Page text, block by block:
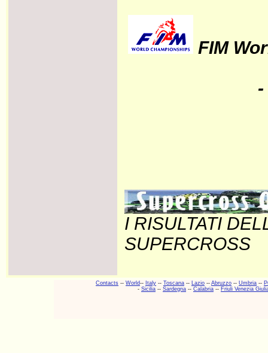
FIM
I RISULTATI
SUPERCROSS
Contacts -- World-- Italy -- Toscana -- Lazio -- Abruzzo -- Umbria --
- Sicilia -- Sardegna -- Calabria -- Friuli Venezia